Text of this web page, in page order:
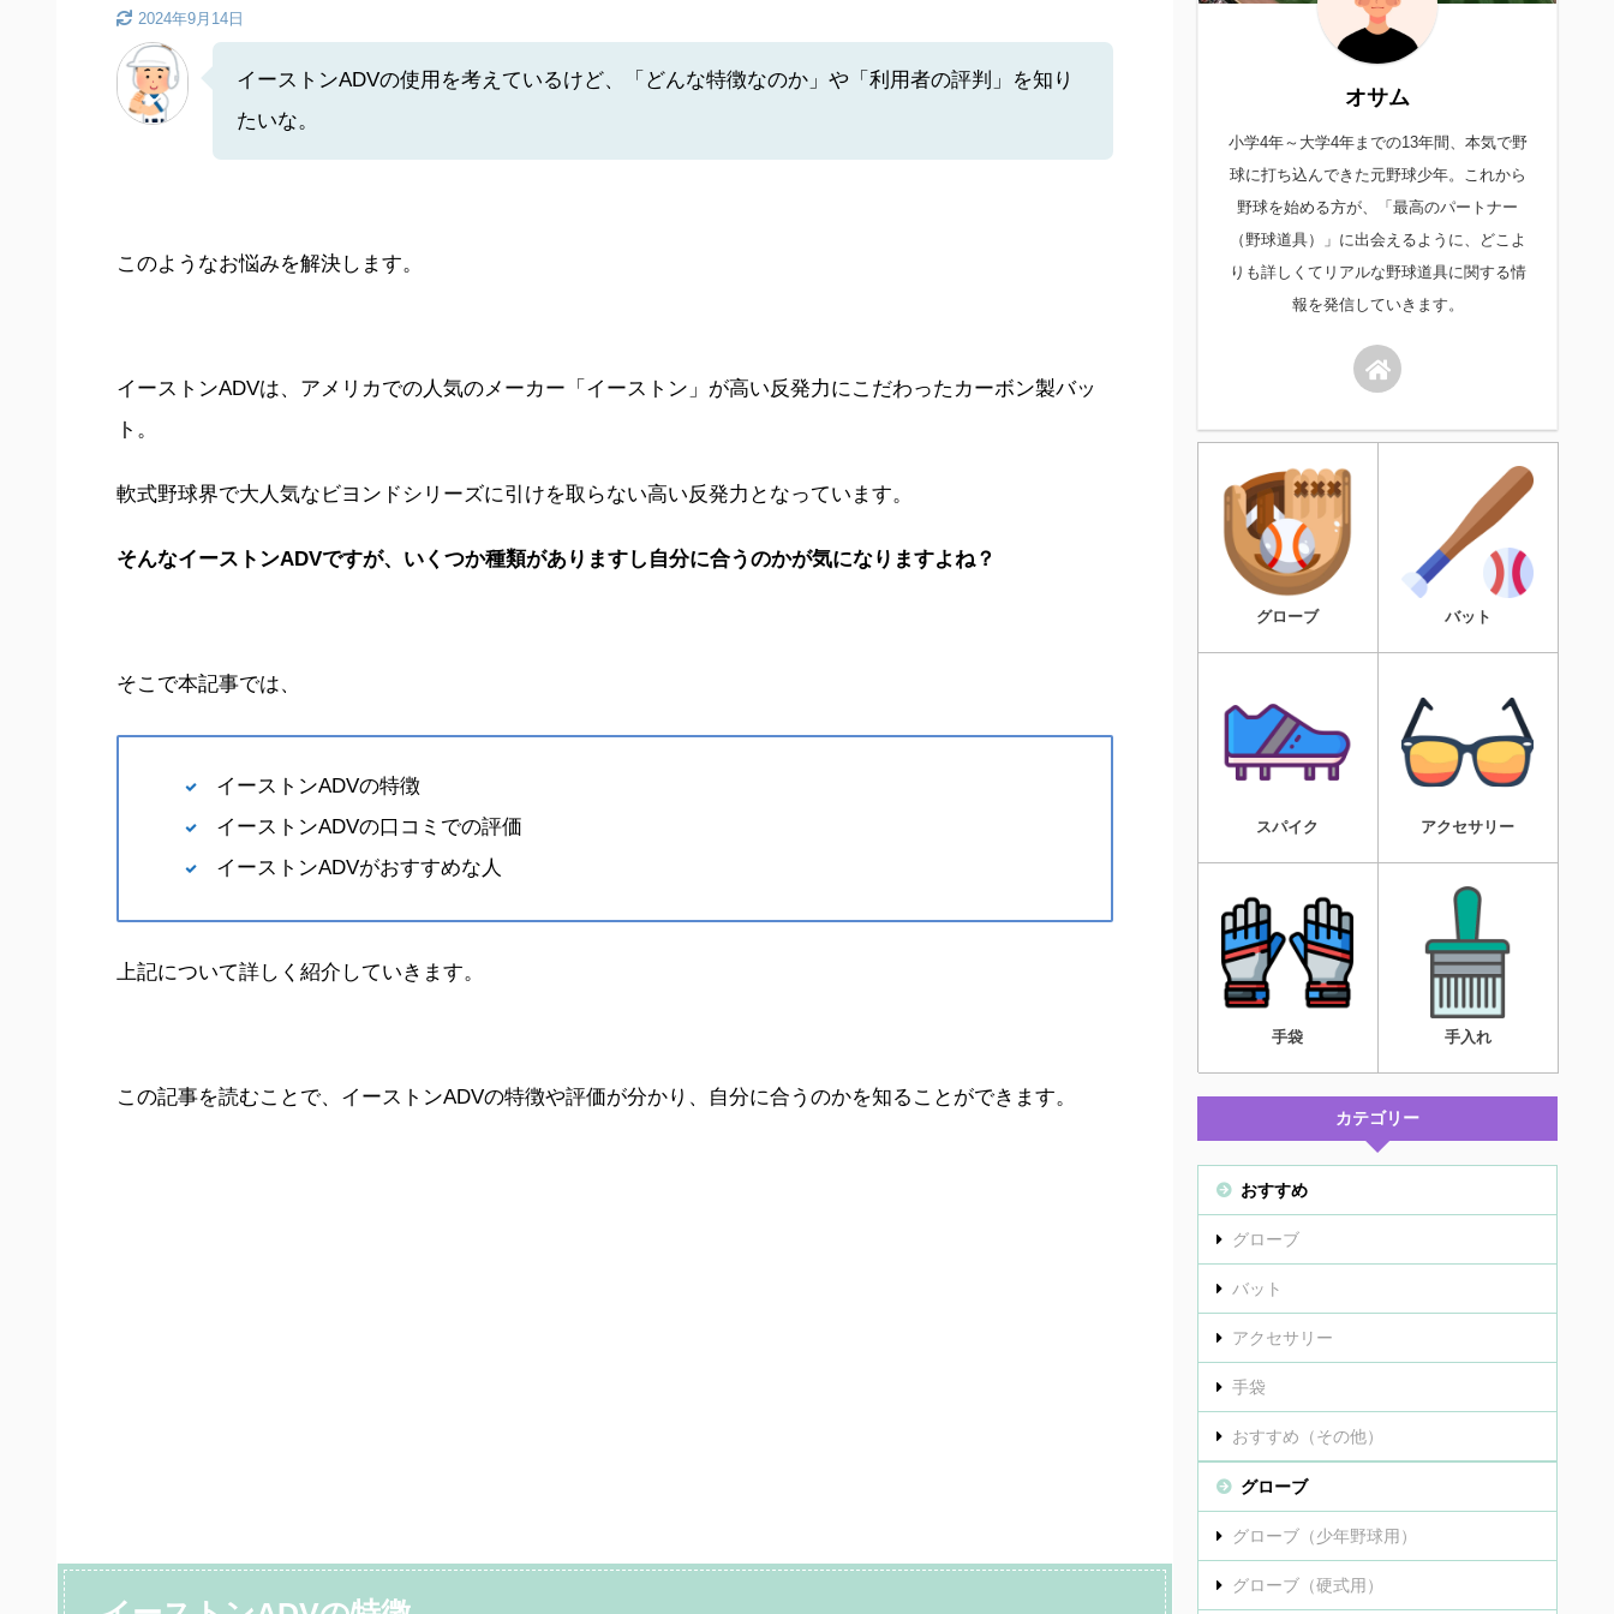
2024年9月14日
イーストンADVの使用を考えているけど、「どんな特徴なのか」や「利用者の評判」を知り
たいな。
このようなお悩みを解決します。
イーストンADVは、アメリカでの人気のメーカー「イーストン」が高い反発力にこだわったカーボン製バッ
ト。
軟式野球界で大人気なビヨンドシリーズに引けを取らない高い反発力となっています。
そんなイーストンADVですが、いくつか種類がありますし自分に合うのかが気になりますよね？
そこで本記事では、
イーストンADVの特徴
イーストンADVの口コミでの評価
イーストンADVがおすすめな人
上記について詳しく紹介していきます。
この記事を読むことで、イーストンADVの特徴や評価が分かり、自分に合うのかを知ることができます。
オサム
小学4年～大学4年までの13年間、本気で野
球に打ち込んできた元野球少年。これから
野球を始める方が、「最高のパートナー
（野球道具）」に出会えるように、どこよ
りも詳しくてリアルな野球道具に関する情
報を発信していきます。
グローブ バット
スパイク アクセサリー
手袋 手入れ
カテゴリー
おすすめ
グローブ
バット
アクセサリー
手袋
おすすめ（その他）
グローブ
グローブ（少年野球用）
グローブ（硬式用）